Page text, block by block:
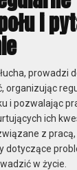
i
prowadzi
organizując
i pozwalając
ich
z
dotyczące
w życie.